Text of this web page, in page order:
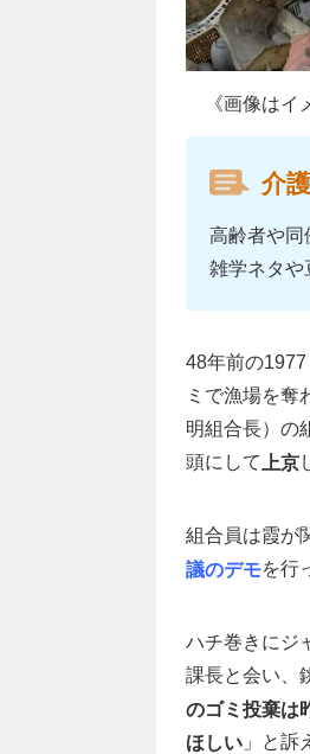
《画像はイ
介
高齢者や同
雑学ネタや
48年前の1977
ミで漁場を奪
明組合長）の
頭にして
上京
組合員は霞が
議のデモを行
ハチ巻きにジ
課長と会い、
のゴミ投棄は
ほしい 」と訴